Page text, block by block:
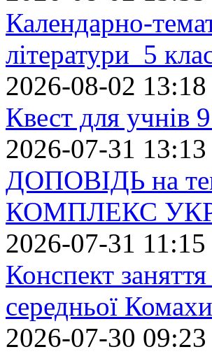
Календарно-
літератури 5
2026-08-02 13:18
Квест для учнів
2026-07-31 13:13
ДОПОВІДЬ на
КОМПЛЕКС
2026-07-31 11:15
Конспект
середньої
2026-07-30 09:23